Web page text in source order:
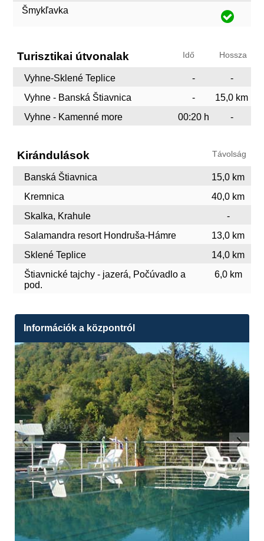
Šmykľavka
Turisztikai útvonalak Idő Hossza
Vyhne-Sklené Teplice -
-
Vyhne - Banská Štiavnica
-
15,0 km
Vyhne - Kamenné more
00:20 h -
Kirándulások Távolság
Banská Štiavnica
15,0 km
Kremnica
40,0 km
Skalka, Krahule
-
Salamandra resort Hondruša-Hámre
13,0 km
Sklené Teplice
14,0 km
Štiavnické tajchy - jazerá, Počúvadlo a
pod.
6,0 km
Információk a központról